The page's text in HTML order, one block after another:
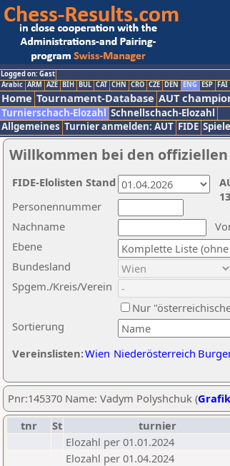
Logged on: Gast
Arabic ARM AZE BIH BUL CAT CHN CRO CZE DEN ENG ESP FAI
Home Tournament-Database AUT
Turnierschach-Elozahl Schnellschach-Elozahl
Allgemeines Turnier anmelden: AUT FIDE
Willkommen bei den offiziellen
Nachname
Ebene
Sortierung
Personennummer
Bundesland
Spgem./Kreis/Verein
Nur
Vereinslisten:Wien Niederösterreich
FIDE-Elolisten Stand
Pnr:145370 Name: Vadym Polyshchuk (
tnr
St turnier
Elozahl per 01.01.2024
Elozahl per 01.04.2024